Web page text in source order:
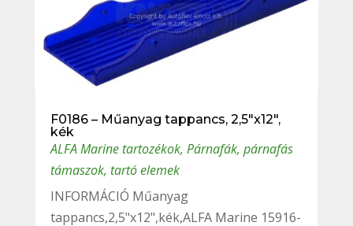
F0186 – Műanyag tappancs, 2,5″x12″,
kék
ALFA Marine tartozékok, Párnafák, párnafás
támaszok, tartó elemek
INFORMÁCIÓ Műanyag
tappancs,2,5"x12",kék,ALFA Marine 15916-